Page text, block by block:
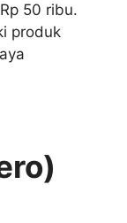
50 ribu.
produk